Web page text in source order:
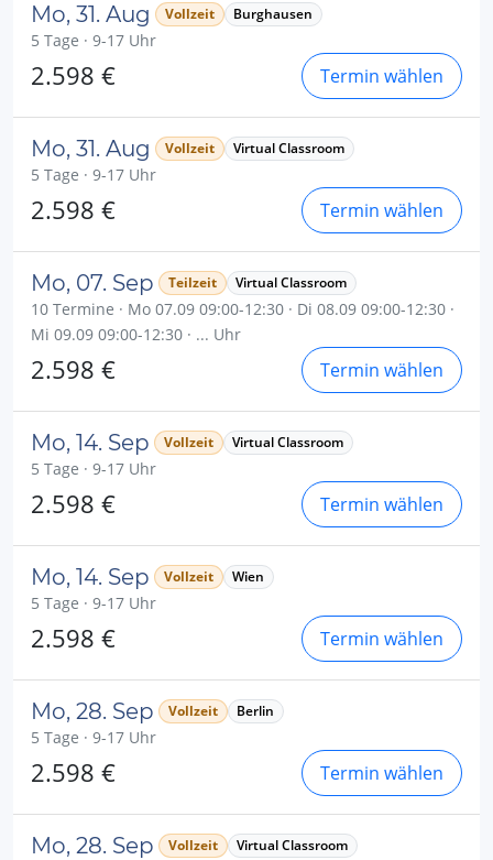
Mo, 31. Aug Vollzeit Burghausen
5 Tage · 9-17 Uhr
2.598 € Termin wählen
Mo, 31. Aug Vollzeit Virtual Classroom
5 Tage · 9-17 Uhr
2.598 € Termin wählen
Mo, 07. Sep Teilzeit Virtual Classroom
10 Termine · Mo 07.09 09:00-12:30 · Di 08.09 09:00-12:30 ·
Mi 09.09 09:00-12:30 · ... Uhr
2.598 € Termin wählen
Mo, 14. Sep Vollzeit Virtual Classroom
5 Tage · 9-17 Uhr
2.598 € Termin wählen
Mo, 14. Sep Vollzeit Wien
5 Tage · 9-17 Uhr
2.598 € Termin wählen
Mo, 28. Sep Vollzeit Berlin
5 Tage · 9-17 Uhr
2.598 € Termin wählen
Mo, 28. Sep Vollzeit Virtual Classroom